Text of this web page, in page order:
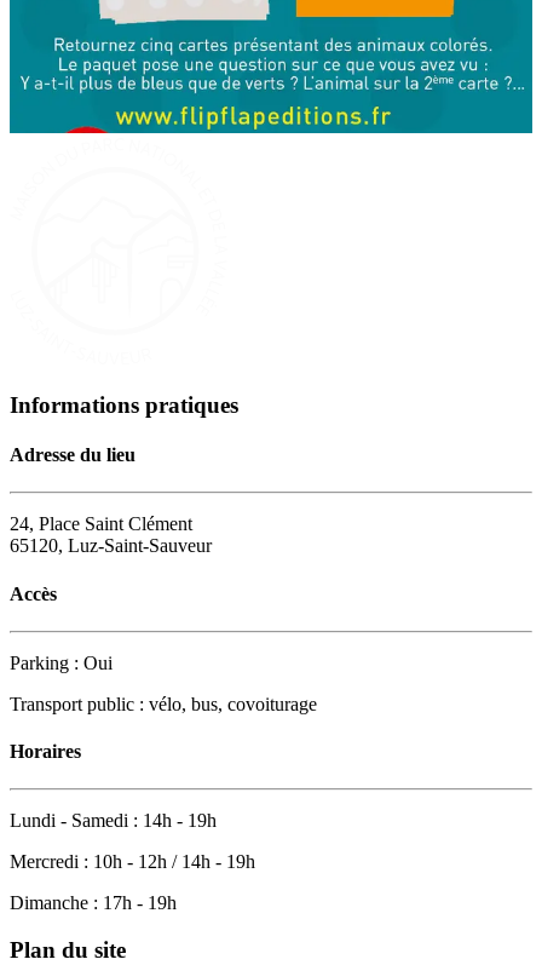
Informations pratiques
Adresse du lieu
24, Place Saint Clément
65120, Luz-Saint-Sauveur
Accès
Parking : Oui
Transport public : vélo, bus, covoiturage
Horaires
Lundi - Samedi : 14h - 19h
Mercredi : 10h - 12h / 14h - 19h
Dimanche : 17h - 19h
Plan du site